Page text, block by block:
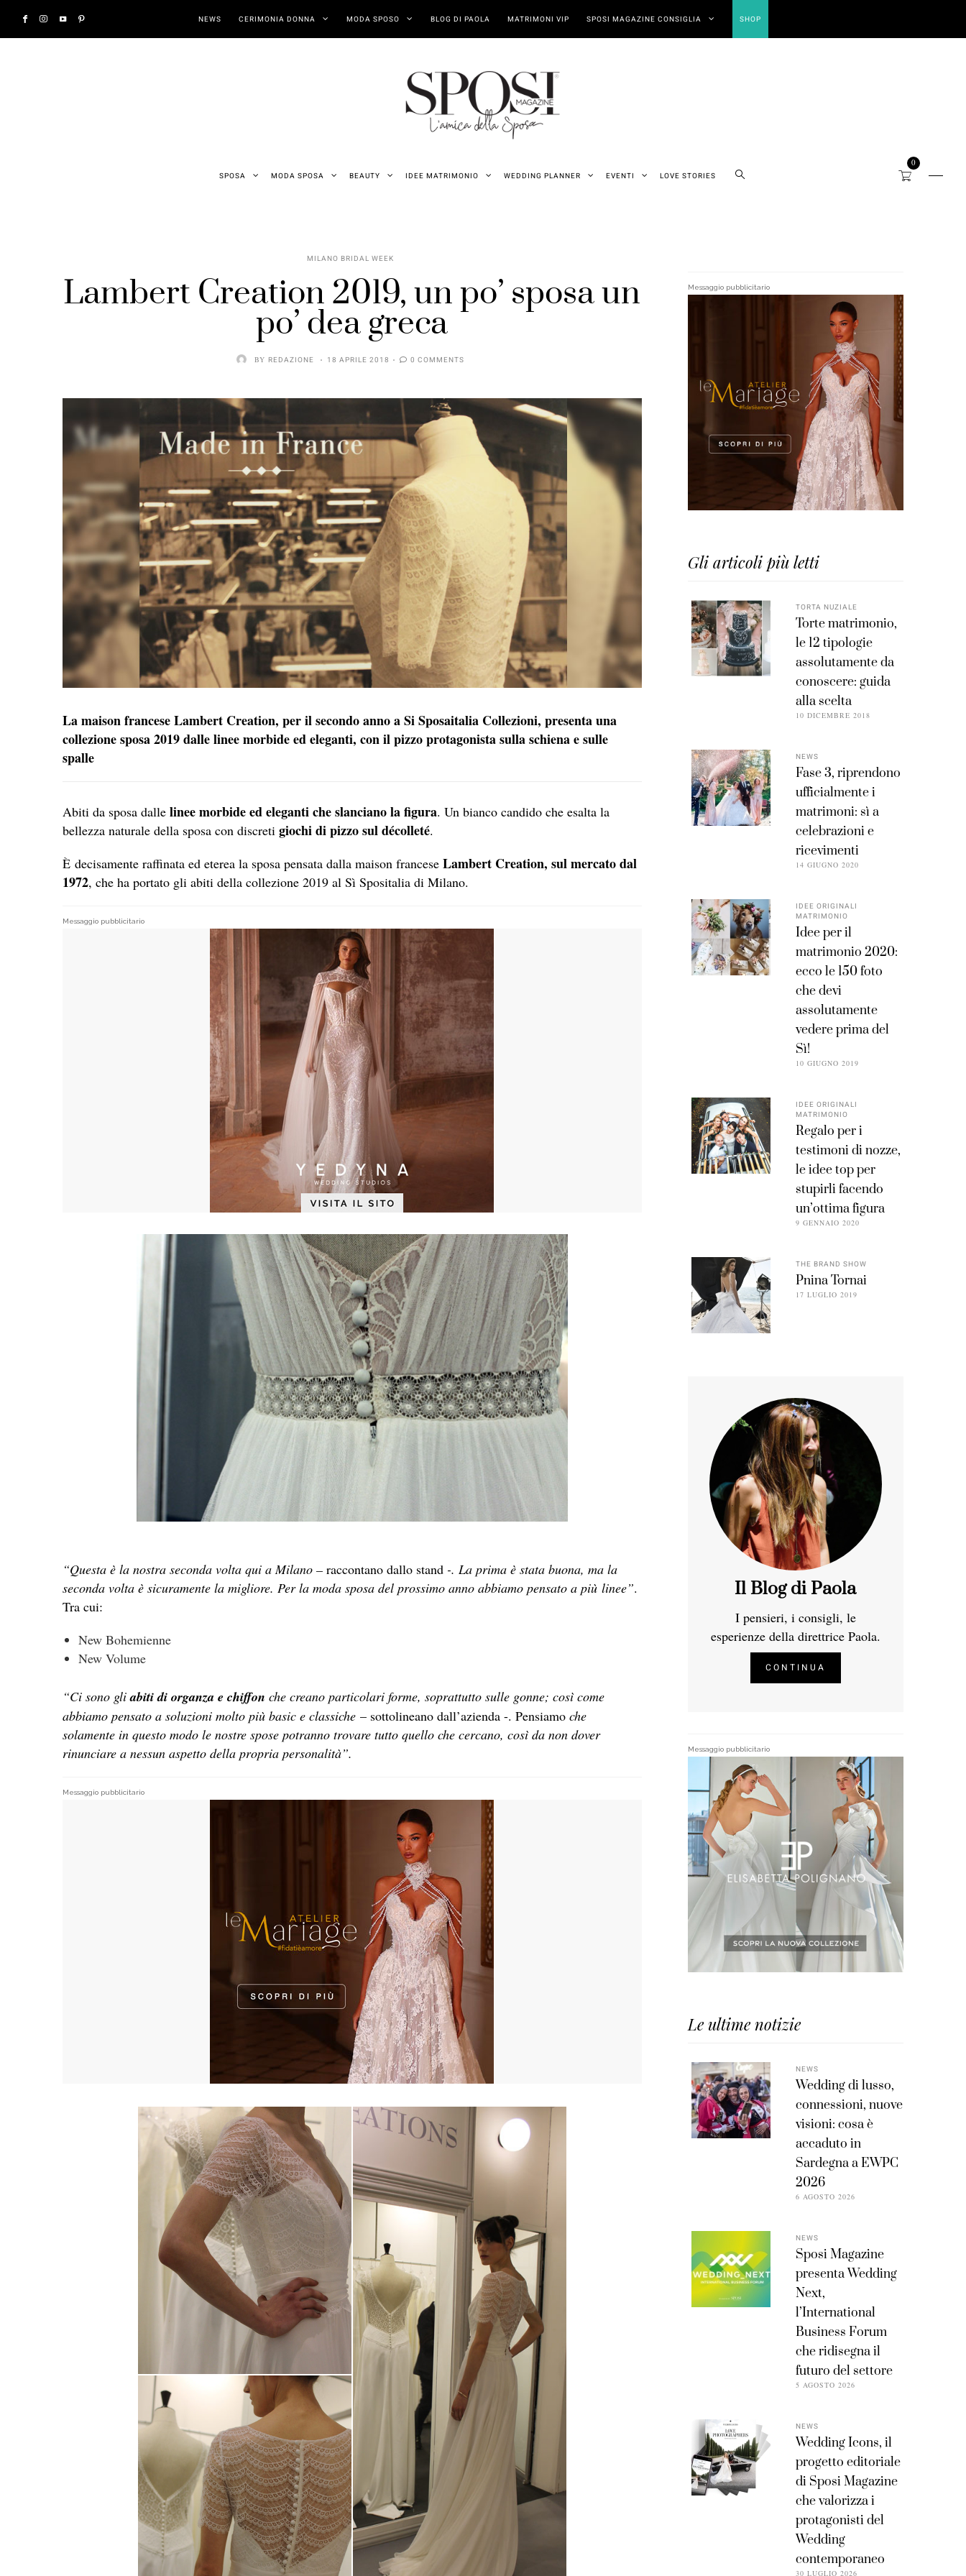
NEWS CERIMONIA DONNA MODA SPOSO BLOG DI PAOLA MATRIMONI VIP SPOSI MAGAZINE CONSIGLIA SHOP
SPOSA MODA SPOSA BEAUTY IDEE MATRIMONIO WEDDING PLANNER EVENTI LOVE STORIES
0
MILANO BRIDAL WEEK
Lambert Creation 2019, un po’ sposa un
po’ dea greca
BY REDAZIONE 18 APRILE 2018 0 COMMENTS
La maison francese Lambert Creation, per il secondo anno a Si Sposaitalia Collezioni, presenta una
collezione sposa 2019 dalle linee morbide ed eleganti, con il pizzo protagonista sulla schiena e sulle
spalle
Abiti da sposa dalle linee morbide ed eleganti che slanciano la figura. Un bianco candido che esalta la
bellezza naturale della sposa con discreti giochi di pizzo sul décolleté.
È decisamente raffinata ed eterea la sposa pensata dalla maison francese Lambert Creation, sul mercato dal
1972, che ha portato gli abiti della collezione 2019 al Sì Spositalia di Milano.
Messaggio pubblicitario
“Questa è la nostra seconda volta qui a Milano – raccontano dallo stand -. La prima è stata buona, ma la
seconda volta è sicuramente la migliore. Per la moda sposa del prossimo anno abbiamo pensato a più linee”.
Tra cui:
New Bohemienne
New Volume
“Ci sono gliabiti di organza e chiffon che creano particolari forme, soprattutto sulle gonne; così come
abbiamo pensato a soluzioni molto più basic e classiche – sottolineano dall’azienda -. Pensiamo che
solamente in questo modo le nostre spose potranno trovare tutto quello che cercano, così da non dover
rinunciare a nessun aspetto della propria personalità”.
Messaggio pubblicitario
Messaggio pubblicitario
Gli articoli più letti
TORTA NUZIALE
Torte matrimonio,
le 12 tipologie
assolutamente da
conoscere: guida
alla scelta
10 DICEMBRE 2018
NEWS
Fase 3, riprendono
ufficialmente i
matrimoni: sì a
celebrazioni e
ricevimenti
14 GIUGNO 2020
IDEE ORIGINALI
MATRIMONIO
Idee per il
matrimonio 2020:
ecco le 150 foto
che devi
assolutamente
vedere prima del
Sì!
10 GIUGNO 2019
IDEE ORIGINALI
MATRIMONIO
Regalo per i
testimoni di nozze,
le idee top per
stupirli facendo
un’ottima figura
9 GENNAIO 2020
THE BRAND SHOW
Pnina Tornai
17 LUGLIO 2019
Il Blog di Paola
I pensieri, i consigli, le
esperienze della direttrice Paola.
CONTINUA
Messaggio pubblicitario
Le ultime notizie
NEWS
Wedding di lusso,
connessioni, nuove
visioni: cosa è
accaduto in
Sardegna a EWPC
2026
6 AGOSTO 2026
NEWS
Sposi Magazine
presenta Wedding
Next,
l’International
Business Forum
che ridisegna il
futuro del settore
5 AGOSTO 2026
NEWS
Wedding Icons, il
progetto editoriale
di Sposi Magazine
che valorizza i
protagonisti del
Wedding
contemporaneo
30 LUGLIO 2026